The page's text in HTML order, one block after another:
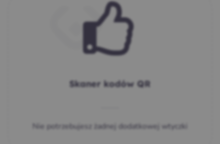
Skaner kodów QR
Nie potrzebujesz żadnej dodatkowej wtyczki